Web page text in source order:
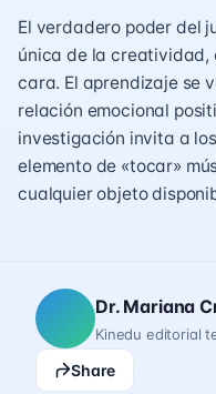
El verdadero poder del
única de la creatividad,
cara. El aprendizaje se
relación emocional
investigación invita a
elemento de «tocar»
cualquier objeto
Dr. Mariana
Kinedu editorial
Share